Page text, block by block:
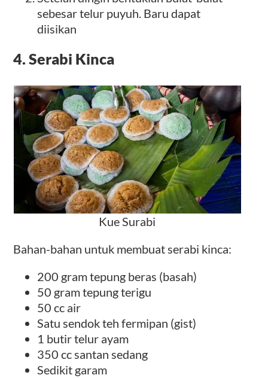
sebesar telur puyuh. Baru dapat
diisikan
4. Serabi Kinca
Kue Surabi
Bahan-bahan untuk membuat serabi kinca:
200 gram tepung beras (basah)
50 gram tepung terigu
50 cc air
Satu sendok teh fermipan (gist)
1 butir telur ayam
350 cc santan sedang
Sedikit garam